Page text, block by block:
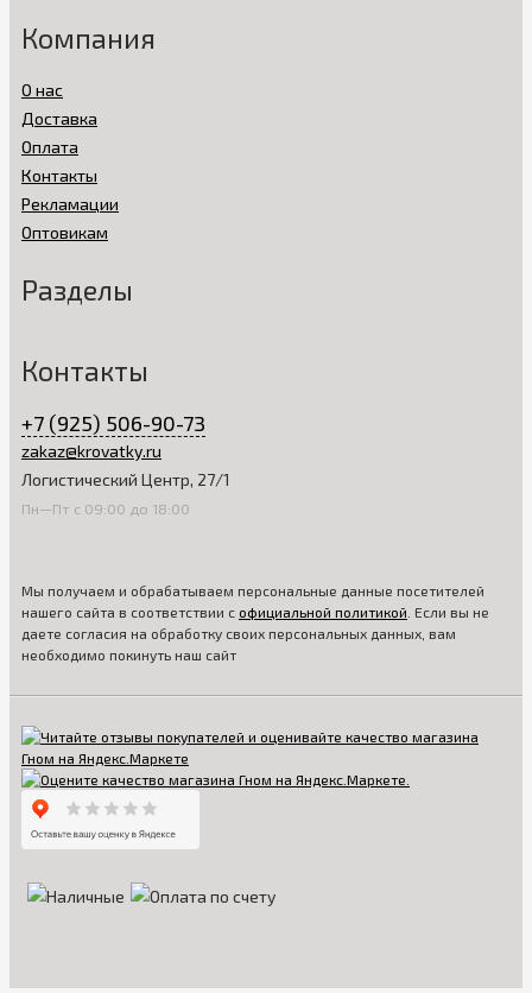
Компания
О нас
Доставка
Оплата
Контакты
Рекламации
Оптовикам
Разделы
Контакты
+7 (925) 506-90-73
zakaz@krovatky.ru
Логистический Центр, 27/1
Пн—Пт с 09:00 до 18:00
Мы получаем и обрабатываем персональные данные посетителей
нашего сайта в соответствии с официальной политикой . Если вы не
даете согласия на обработку своих персональных данных, вам
необходимо покинуть наш сайт